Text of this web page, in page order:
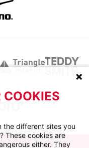
COOKIES
the different sites you
These cookies are
either. They